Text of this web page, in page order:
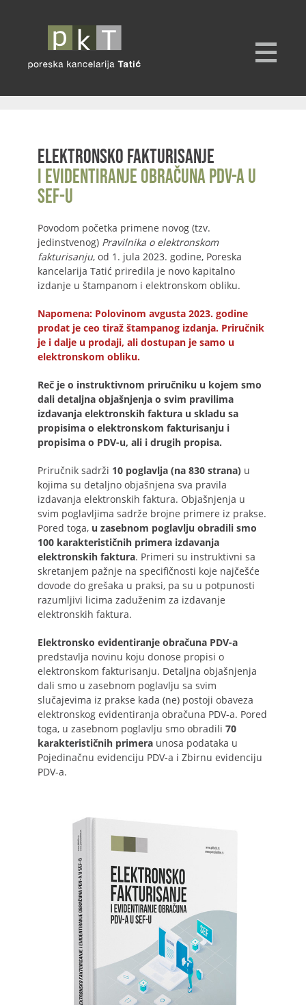
Elektronsko fakturisanje
i evidentiranje obračuna PDV-a u
SEF-u
Povodom početka primene novog (tzv.
jedinstvenog) Pravilnika o elektronskom
fakturisanju, od 1. jula 2023. godine, Poreska
kancelarija Tatić priredila je novo kapitalno
izdanje u štampanom i elektronskom obliku.
Napomena: Polovinom avgusta 2023. godine
prodat je ceo tiraž štampanog izdanja. Priručnik
je i dalje u prodaji, ali dostupan je samo u
elektronskom obliku.
Reč je o instruktivnom priručniku u kojem smo
dali detaljna objašnjenja o svim pravilima
izdavanja elektronskih faktura u skladu sa
propisima o elektronskom fakturisanju i
propisima o PDV-u, ali i drugih propisa.
Priručnik sadrži 10 poglavlja (na 830 strana) u
kojima su detaljno objašnjena sva pravila
izdavanja elektronskih faktura. Objašnjenja u
svim poglavljima sadrže brojne primere iz prakse.
Pored toga, u zasebnom poglavlju obradili smo
100 karakterističnih primera izdavanja
elektronskih faktura. Primeri su instruktivni sa
skretanjem pažnje na specifičnosti koje najčešće
dovode do grešaka u praksi, pa su u potpunosti
razumljivi licima zaduženim za izdavanje
elektronskih faktura.
Elektronsko evidentiranje obračuna PDV-a
predstavlja novinu koju donose propisi o
elektronskom fakturisanju. Detaljna objašnjenja
dali smo u zasebnom poglavlju sa svim
slučajevima iz prakse kada (ne) postoji obaveza
elektronskog evidentiranja obračuna PDV-a. Pored
toga, u zasebnom poglavlju smo obradili 70
karakterističnih primera unosa podataka u
Pojedinačnu evidenciju PDV-a i Zbirnu evidenciju
PDV-a.